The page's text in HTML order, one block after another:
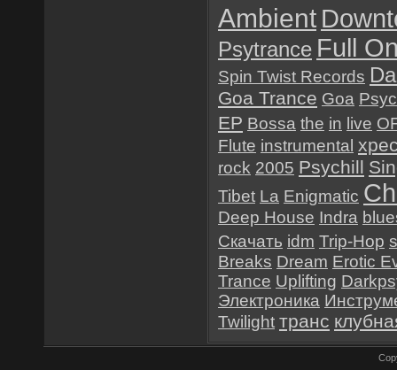
Ambient
Psytrance Full
Spin Twist Records
Goa Trance Goa
EP Bossa the in live
Flute instrumental
rock 2005 Psychill
Tibet La Enigmatic
Deep House Indra
Скачать idm Trip-Hop
Breaks Dream Erotic
Trance Uplifting
Электроника
Twilight транс